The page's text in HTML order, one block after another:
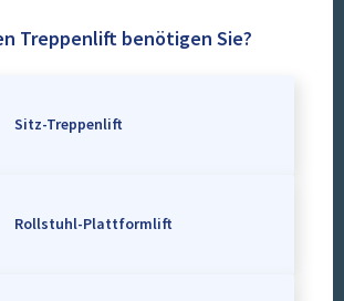
Treppenlift benötigen Sie?
Sitz-Treppenlift
Rollstuhl-Plattformlift